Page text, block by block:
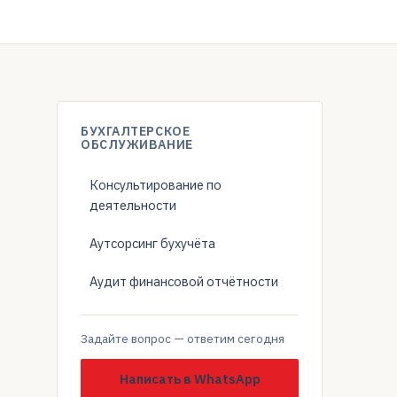
БУХГАЛТЕРСКОЕ
ОБСЛУЖИВАНИЕ
Консультирование по
деятельности
Аутсорсинг бухучёта
Аудит финансовой отчётности
Задайте вопрос — ответим сегодня
Написать в WhatsApp